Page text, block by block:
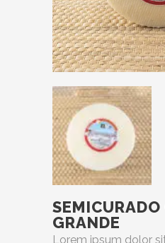
GRANDE
Lorem ipsum dolor